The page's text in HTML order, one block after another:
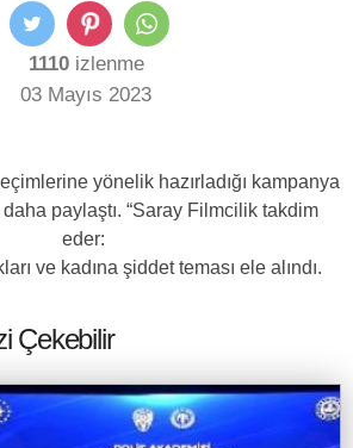
1110izlenme
03 Mayıs 2023
yönelik hazırladığı kampanya
paylaştı. “Saray Filmcilik takdim
eder:
ve kadına şiddet teması ele alındı.
Çekebilir